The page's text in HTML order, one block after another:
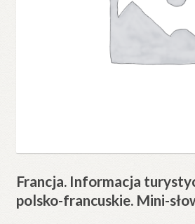
Francja. Informacja
polsko-francuskie. Mini-